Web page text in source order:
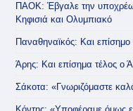
ΠΑΟΚ: Έβγαλε την
Κηφισιά και Ολυμπιακό
Παναθηναϊκός: Και επίσημο
Άρης: Και επίσημα τέλος ο
Σάκοτα: «Γνωριζόμαστε